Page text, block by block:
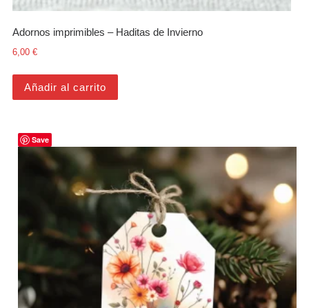
Adornos imprimibles – Haditas de Invierno
6,00€
Añadir al carrito
Save